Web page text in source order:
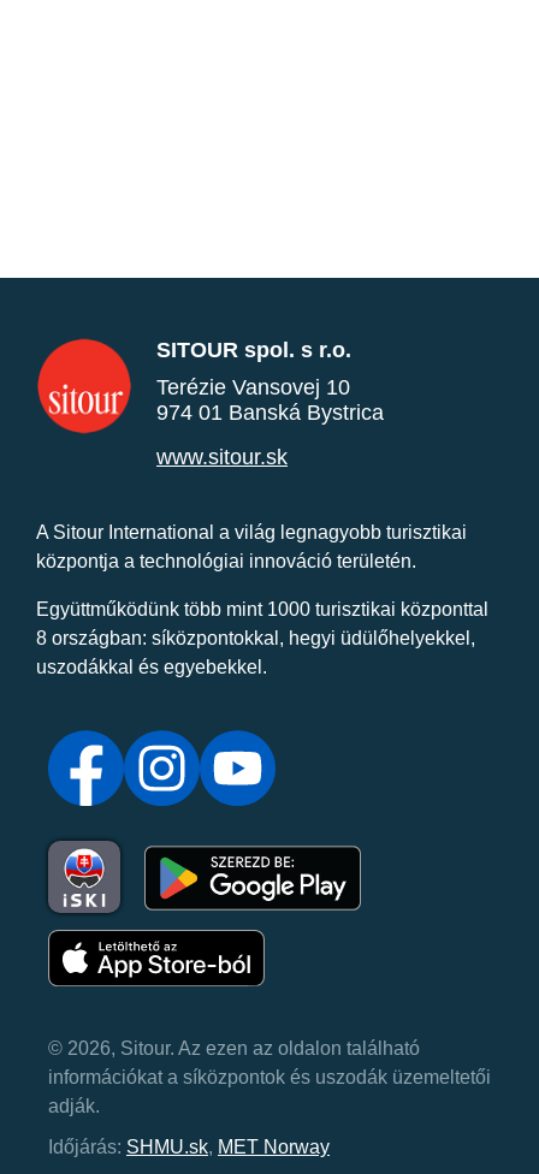
SITOUR spol. s r.o.
Terézie Vansovej 10
974 01 Banská Bystrica
www.sitour.sk
A Sitour International a világ legnagyobb turisztikai
központja a technológiai innováció területén.
Együttműködünk több mint 1000 turisztikai központtal
8 országban: síközpontokkal, hegyi üdülőhelyekkel,
uszodákkal és egyebekkel.
© 2026, Sitour. Az ezen az oldalon található
információkat a síközpontok és uszodák üzemeltetői
adják.
Időjárás: SHMU.sk, MET Norway